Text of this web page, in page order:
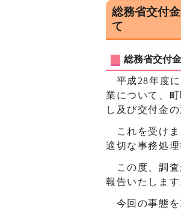
総務省交付
て
総務省交付
平成28年度に
業について、
し及び交付金
これを受けま
適切な事務処
この度、調査
報告いたします
今回の事態を